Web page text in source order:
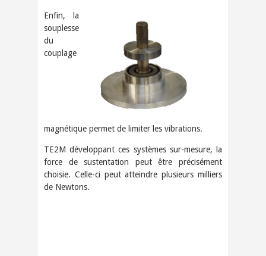
Enfin, la
souplesse
du
couplage
magnétique permet de limiter les vibrations.
TE2M développant ces systèmes sur-mesure, la
force de sustentation peut être précisément
choisie. Celle-ci peut atteindre plusieurs milliers
de Newtons.